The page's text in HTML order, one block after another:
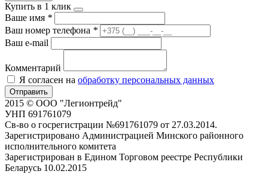
Купить в 1 клик
Ваше имя *
Ваш номер телефона *
Ваш e-mail
Комментарий
Я согласен на обработку персональных данных
Отправить
2015 © ООО "Легионтрейд"
УНП 691761079
Св-во о госрегистрации №691761079 от 27.03.2014.
Зарегистрировано Администрацией Минского районного
исполнительного комитета
Зарегистрирован в Едином Торговом реестре Республики
Беларусь 10.02.2015